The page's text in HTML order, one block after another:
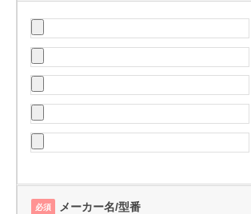
必須 メーカー名/型番